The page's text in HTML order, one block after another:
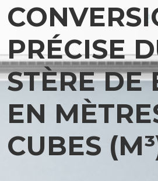
PRÉCISE
STÈRE DE
EN
CUBES